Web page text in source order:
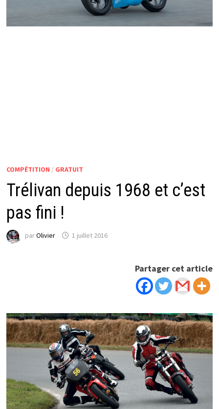
COMPÉTITION / GRATUIT
Trélivan depuis 1968 et c’est
pas fini !
parOlivier 1 juillet 2016
Partager cet article